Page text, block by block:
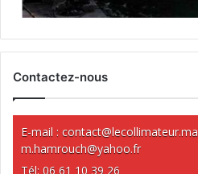
Contactez-nous
E-mail : contact@lecollimateur.ma
m.hamrouch@yahoo.fr
Tél: 06 61 10 39 26